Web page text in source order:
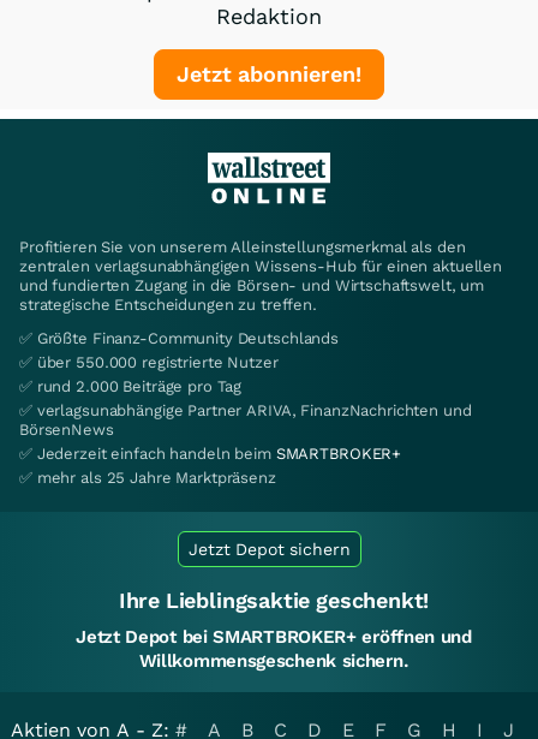
Redaktion
Jetzt abonnieren!
Profitieren Sie von unserem Alleinstellungsmerkmal als den
zentralen verlagsunabhängigen Wissens-Hub für einen aktuellen
und fundierten Zugang in die Börsen- und Wirtschaftswelt, um
strategische Entscheidungen zu treffen.
✅ Größte Finanz-Community Deutschlands
✅ über 550.000 registrierte Nutzer
✅ rund 2.000 Beiträge pro Tag
✅ verlagsunabhängige Partner ARIVA, FinanzNachrichten und
BörsenNews
✅ Jederzeit einfach handeln beim SMARTBROKER+
✅ mehr als 25 Jahre Marktpräsenz
Jetzt Depot sichern
Ihre Lieblingsaktie geschenkt!
Jetzt Depot bei SMARTBROKER+ eröffnen und
Willkommensgeschenk sichern.
Aktien von A - Z: # A B C D E F G H I
J